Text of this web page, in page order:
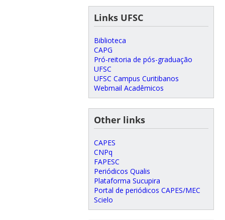
Links UFSC
Biblioteca
CAPG
Pró-reitoria de pós-graduação
UFSC
UFSC Campus Curitibanos
Webmail Acadêmicos
Other links
CAPES
CNPq
FAPESC
Periódicos Qualis
Plataforma Sucupira
Portal de periódicos CAPES/MEC
Scielo